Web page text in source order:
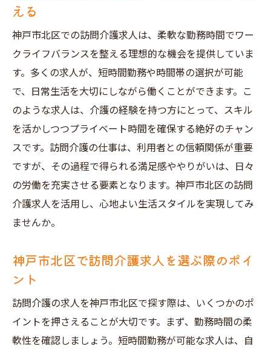
える
神戸市北区での訪問介護求人は、柔軟な勤務時間でワー
クライフバランスを整える理想的な機会を提供していま
す。多くの求人が、短時間勤務や時間帯の選択が可能
で、日常生活を大切にしながら働くことができます。こ
のような求人は、介護の経験を持つ方にとって、スキル
を活かしつつプライベート時間を確保する絶好のチャン
スです。訪問介護の仕事は、利用者との信頼関係が重要
ですが、その過程で得られる満足感ややりがいは、日々
の労働を充実させる要素となります。神戸市北区の訪問
介護求人を活用し、心地よい生活スタイルを実現してみ
ませんか。
神戸市北区で訪問介護求人を選ぶ際のポイ
ント
訪問介護の求人を神戸市北区で探す際は、いくつかのポ
イントを押さえることが大切です。まず、勤務時間の柔
軟性を確認しましょう。短時間勤務が可能な求人は、自